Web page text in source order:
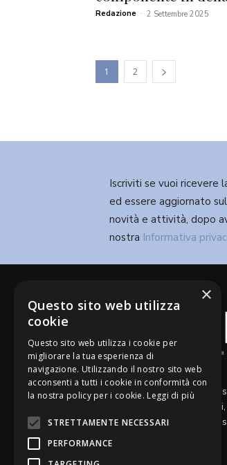
Redazione - 2 Settembre 2025
1 2
Iscriviti se vuoi ricevere
ed essere aggiornato
novità e attività, dopo
nostra Informativa
Diamo voce a riflessioni,
aggiornamenti e opinioni sul
del credito, ospitando
approfondimenti e interviste
×
Questo sito web utilizza
cookie
Questo sito web utilizza i cookie per
migliorare la tua esperienza di
navigazione. Utilizzando il nostro sito web
acconsenti a tutti i cookie in conformità con
la nostra policy per i cookie. Leggi di più
STRETTAMENTE NECESSARI
PERFORMANCE